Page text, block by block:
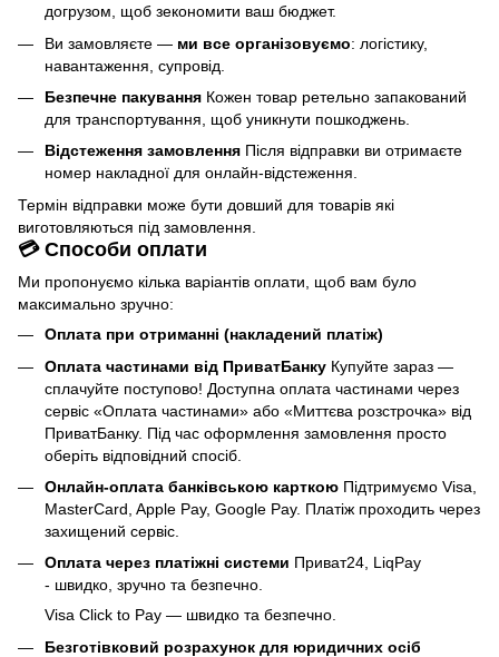
догрузом, щоб зекономити ваш бюджет.
Ви замовляєте — ми все організовуємо: логістику,
навантаження, супровід.
Безпечне пакування Кожен товар ретельно запакований
для транспортування, щоб уникнути пошкоджень.
Відстеження замовлення Після відправки ви отримаєте
номер накладної для онлайн-відстеження.
Термін відправки може бути довший для товарів які
виготовляються під замовлення.
💳 Способи оплати
Ми пропонуємо кілька варіантів оплати, щоб вам було
максимально зручно:
Оплата при отриманні (накладений платіж)
Оплата частинами від ПриватБанку Купуйте зараз —
сплачуйте поступово! Доступна оплата частинами через
сервіс «Оплата частинами» або «Миттєва розстрочка» від
ПриватБанку. Під час оформлення замовлення просто
оберіть відповідний спосіб.
Онлайн-оплата банківською карткою Підтримуємо Visa,
MasterCard, Apple Pay, Google Pay. Платіж проходить через
захищений сервіс.
Оплата через платіжні системи Приват24, LiqPay
- швидко, зручно та безпечно.
Visa Click to Pay — швидко та безпечно.
Безготівковий розрахунок для юридичних осіб